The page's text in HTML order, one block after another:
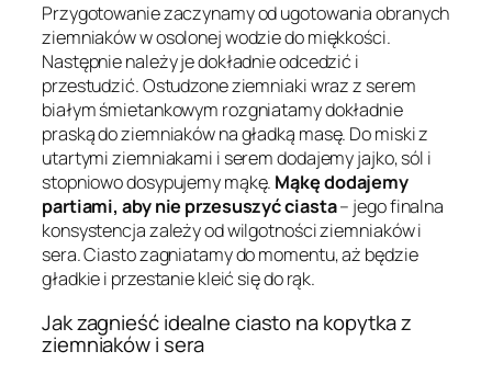
Przygotowanie zaczynamy od ugotowania obranych
ziemniaków w osolonej wodzie do miękkości.
Następnie należy je dokładnie odcedzić i
przestudzić. Ostudzone ziemniaki wraz z serem
białym śmietankowym rozgniatamy dokładnie
praską do ziemniaków na gładką masę. Do miski z
utartymi ziemniakami i serem dodajemy jajko, sól i
stopniowo dosypujemy mąkę. Mąkę dodajemy
partiami, aby nie przesuszyć ciasta– jego finalna
konsystencja zależy od wilgotności ziemniaków i
sera. Ciasto zagniatamy do momentu, aż będzie
gładkie i przestanie kleić się do rąk.
Jak zagnieść idealne ciasto na kopytka z
ziemniaków i sera